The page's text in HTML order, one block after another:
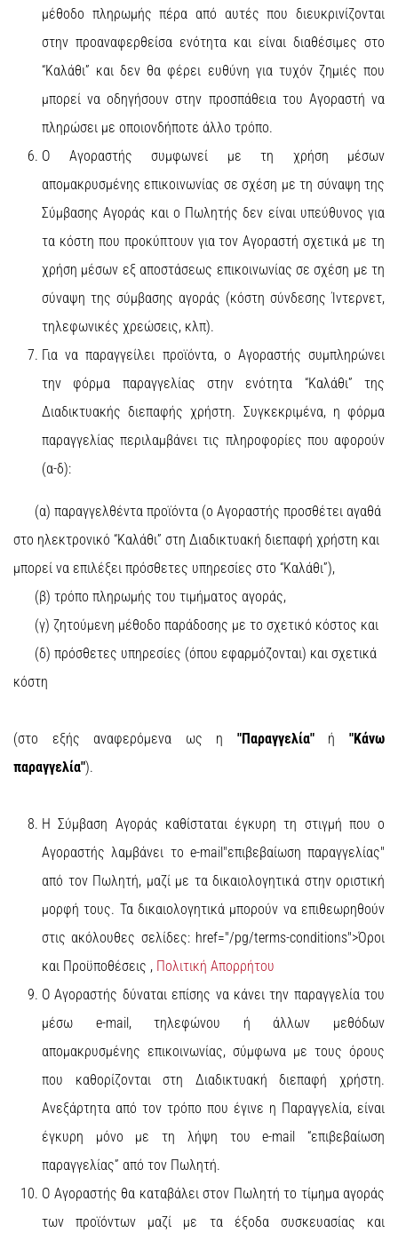
μέθοδο πληρωμής πέρα από αυτές που διευκρινίζονται
στην προαναφερθείσα ενότητα και είναι διαθέσιμες στο
“Καλάθι” και δεν θα φέρει ευθύνη για τυχόν ζημιές που
μπορεί να οδηγήσουν στην προσπάθεια του Αγοραστή να
πληρώσει με οποιονδήποτε άλλο τρόπο.
Ο Αγοραστής συμφωνεί με τη χρήση μέσων
απομακρυσμένης επικοινωνίας σε σχέση με τη σύναψη της
Σύμβασης Αγοράς και ο Πωλητής δεν είναι υπεύθυνος για
τα κόστη που προκύπτουν για τον Αγοραστή σχετικά με τη
χρήση μέσων εξ αποστάσεως επικοινωνίας σε σχέση με τη
σύναψη της σύμβασης αγοράς (κόστη σύνδεσης Ίντερνετ,
τηλεφωνικές χρεώσεις, κλπ).
Για να παραγγείλει προϊόντα, ο Αγοραστής συμπληρώνει
την φόρμα παραγγελίας στην ενότητα “Καλάθι” της
Διαδικτυακής διεπαφής χρήστη. Συγκεκριμένα, η φόρμα
παραγγελίας περιλαμβάνει τις πληροφορίες που αφορούν
(α-δ):
(α) παραγγελθέντα προϊόντα (ο Αγοραστής προσθέτει αγαθά
στο ηλεκτρονικό “Καλάθι” στη Διαδικτυακή διεπαφή χρήστη και
μπορεί να επιλέξει πρόσθετες υπηρεσίες στο “Καλάθι”),
(β) τρόπο πληρωμής του τιμήματος αγοράς,
(γ) ζητούμενη μέθοδο παράδοσης με το σχετικό κόστος και
(δ) πρόσθετες υπηρεσίες (όπου εφαρμόζονται) και σχετικά
κόστη
(στο εξής αναφερόμενα ως η "Παραγγελία"ή"Κάνω
παραγγελία").
Η Σύμβαση Αγοράς καθίσταται έγκυρη τη στιγμή που ο
Αγοραστής λαμβάνει το e-mail"επιβεβαίωση παραγγελίας"
από τον Πωλητή, μαζί με τα δικαιολογητικά στην οριστική
μορφή τους. Τα δικαιολογητικά μπορούν να επιθεωρηθούν
στις ακόλουθες σελίδες:href="/pg/terms-conditions">Όροι
και Προϋποθέσεις , Πολιτική Απορρήτου
Ο Αγοραστής δύναται επίσης να κάνει την παραγγελία του
μέσω e-mail, τηλεφώνου ή άλλων μεθόδων
απομακρυσμένης επικοινωνίας, σύμφωνα με τους όρους
που καθορίζονται στη Διαδικτυακή διεπαφή χρήστη.
Ανεξάρτητα από τον τρόπο που έγινε η Παραγγελία, είναι
έγκυρη μόνο με τη λήψη του e-mail “επιβεβαίωση
παραγγελίας” από τον Πωλητή.
Ο Αγοραστής θα καταβάλει στον Πωλητή το τίμημα αγοράς
των προϊόντων μαζί με τα έξοδα συσκευασίας και